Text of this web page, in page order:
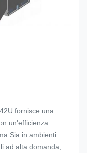
fornisce una
un'efficienza
in ambienti
ad alta domanda,